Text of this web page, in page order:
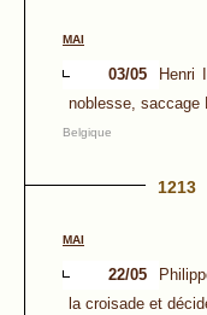
MAI
03/05
Henri
noblesse, saccage
Belgique
1213
MAI
22/05
la croisade et